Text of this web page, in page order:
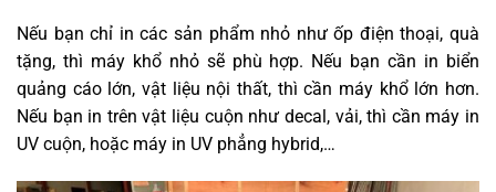
Nếu bạn chỉ in các sản phẩm nhỏ như ốp điện thoại, quà
tặng, thì máy khổ nhỏ sẽ phù hợp. Nếu bạn cần in biển
quảng cáo lớn, vật liệu nội thất, thì cần máy khổ lớn hơn.
Nếu bạn in trên vật liệu cuộn như decal, vải, thì cần máy in
UV cuộn, hoặc máy in UV phẳng hybrid,…